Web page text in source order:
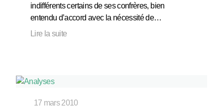
indifférents certains de ses confrères, bien
entendu d’accord avec la nécessité de…
Lire la suite
17 mars 2010